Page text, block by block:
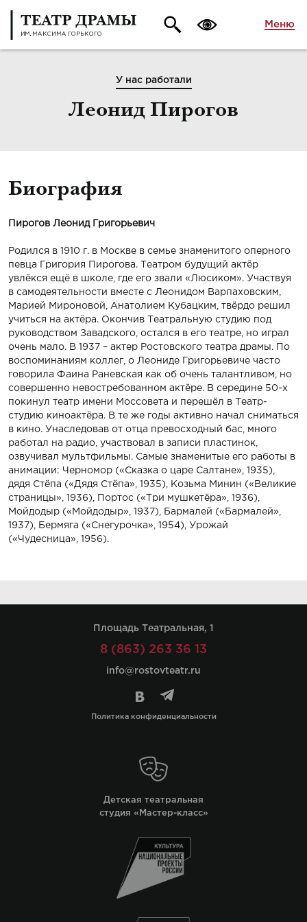
Меню
У нас работали
Леонид Пирогов
Биография
Пирогов Леонид Григорьевич
Родился в 1910 г. в Москве в семье знаменитого оперного
певца Григория Пирогова. Театром будущий актёр
увлёкся ещё в школе, где его звали «Люсиком». Участвуя
в самодеятельности вместе с Леонидом Варпаховским,
Марией Мироновой, Анатолием Кубацким, твёрдо решил
учиться на актёра. Окончив Театральную студию под
руководством Завадского, остался в его театре, но играл
очень мало. В 1937 – актер Ростовского театра драмы. По
воспоминаниям коллег, о Леониде Григорьевиче часто
говорила Фаина Раневская как об очень талантливом, но
совершенно невостребованном актёре. В середине 50-х
покинул театр имени Моссовета и перешёл в Театр-
студию киноактёра. В те же годы активно начал сниматься
в кино. Унаследовав от отца превосходный бас, много
работал на радио, участвовал в записи пластинок,
озвучивал мультфильмы. Самые знаменитые его работы в
анимации: Черномор («Сказка о царе Салтане», 1935),
дядя Стёпа («Дядя Стёпа», 1935), Козьма Минин («Великие
страницы», 1936), Портос («Три мушкетёра», 1936),
Мойдодыр («Мойдодыр», 1937), Бармалей («Бармалей»,
1937), Бермяга («Снегурочка», 1954), Урожай
(«Чудесница», 1956).
Площадь Театральная, 1
8 (863) 263 36 13
info@rostovteatr.ru
Политика конфиденциальности
Детская театральная
студия «Мастер-класс»